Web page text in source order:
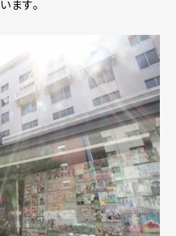
ます。